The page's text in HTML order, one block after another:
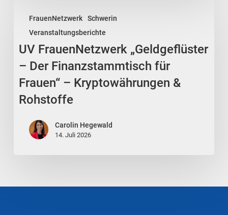
FrauenNetzwerk
Schwerin
Veranstaltungsberichte
FrauenNetzwerk
„Geldgeflüster
–
Der
Finanzstammtisch
für
Frauen“
Kryptowährungen
UV FrauenNetzwerk „Geldgeflüster
– Der Finanzstammtisch für
Frauen“ – Kryptowährungen &
Rohstoffe
Carolin Hegewald
14. Juli 2026